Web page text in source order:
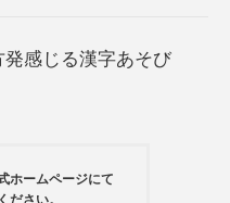
発感じる漢字あそび
ホームページにて
ださい。